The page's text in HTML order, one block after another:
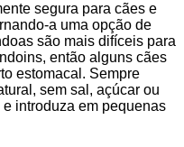
segura para cães e
a uma opção de
são mais difíceis para
então alguns cães
estomacal. Sempre
sem sal, açúcar ou
introduza em pequenas